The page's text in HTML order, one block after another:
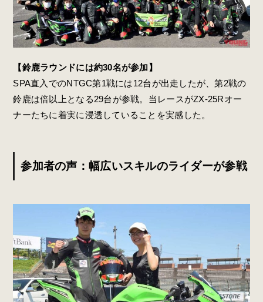
【鈴鹿ラウンドには約30名が参加】
SPA直入でのNTGC第1戦には12台が出走したが、第2戦の
鈴鹿は倍以上となる29台が参戦。当レースがZX-25Rオー
ナーたちに着実に浸透していることを実感した。
参加者の声：幅広いスキルのライダーが参戦